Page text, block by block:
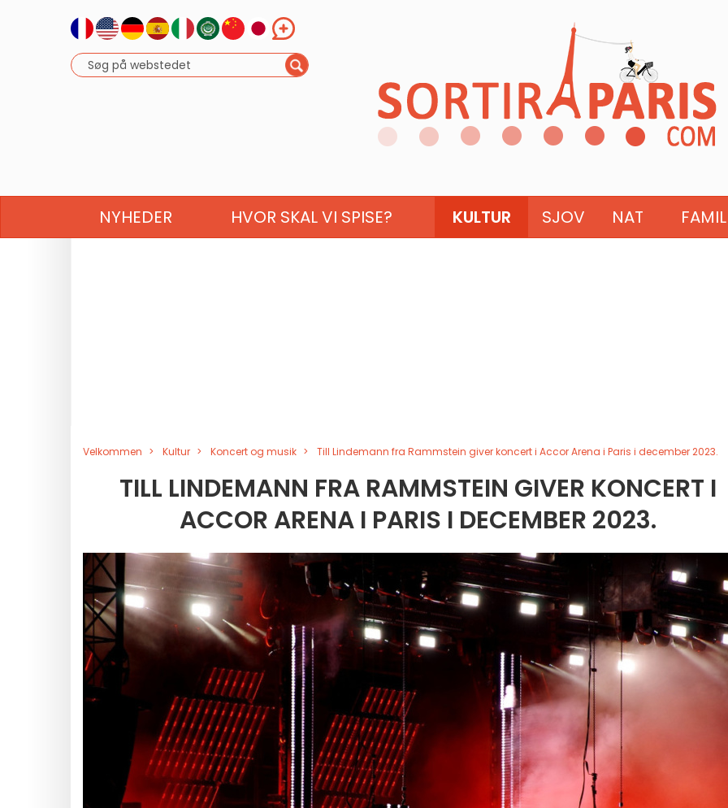
NYHEDER HVOR SKAL VI SPISE? KULTUR SJOV NAT
Velkommen Kultur Koncert og musik Till Lindemann fra Rammstein giver koncert i Accor Arena i Paris i december 2023.
TILL LINDEMANN FRA RAMMSTEIN GIVER KONCERT I
ACCOR ARENA I PARIS I DECEMBER 2023.